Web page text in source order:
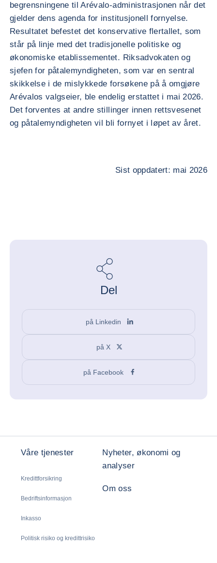
begrensningene til Arévalo-administrasjonen når det
gjelder dens agenda for institusjonell fornyelse.
Resultatet befestet det konservative flertallet, som
står på linje med det tradisjonelle politiske og
økonomiske etablissementet. Riksadvokaten og
sjefen for påtalemyndigheten, som var en sentral
skikkelse i de mislykkede forsøkene på å omgjøre
Arévalos valgseier, ble endelig erstattet i mai 2026.
Det forventes at andre stillinger innen rettsvesenet
og påtalemyndigheten vil bli fornyet i løpet av året.
Sist oppdatert: mai 2026
Del
på Linkedin
på X
på Facebook
Våre tjenester
Kredittforsikring
Bedriftsinformasjon
Inkasso
Politisk risiko og kredittrisiko
Nyheter, økonomi og
analyser
Om oss